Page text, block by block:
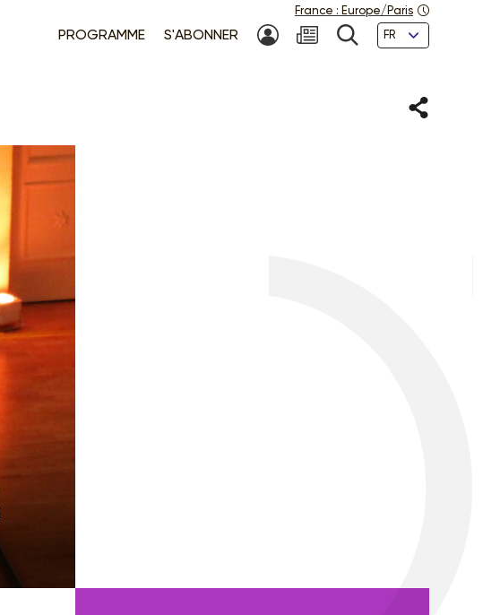
PROGRAMME S'ABONNER MON COMPTE
NEWSLETTER
RECHERCHE
Langues
France : Europe/Paris
Partager